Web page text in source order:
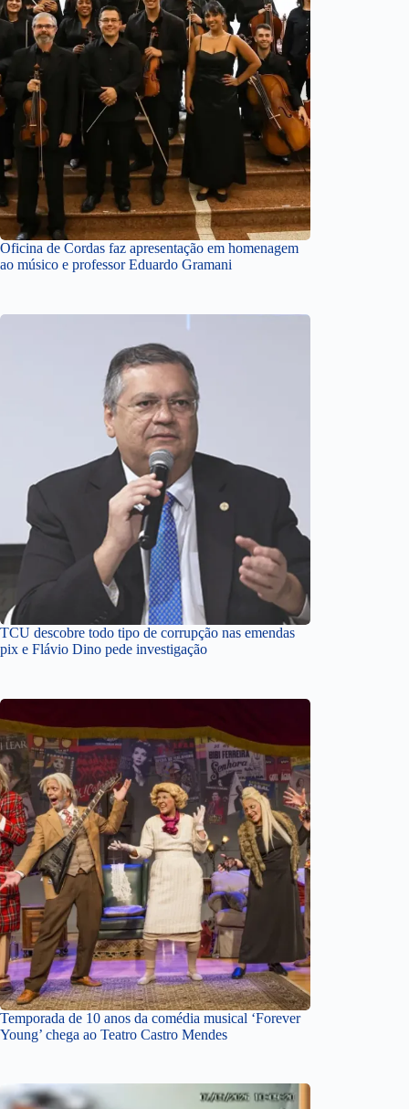
Oficina de Cordas faz apresentação em homenagem
ao músico e professor Eduardo Gramani
TCU descobre todo tipo de corrupção nas emendas
pix e Flávio Dino pede investigação
Temporada de 10 anos da comédia musical ‘Forever
Young’ chega ao Teatro Castro Mendes